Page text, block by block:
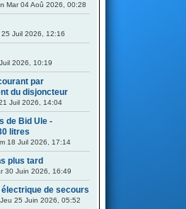
Mar 04 Aoû 2026, 00:28
25 Juil 2026, 12:16
2026, 10:19
par
du disjoncteur
Juil 2026, 14:04
de Bid Ule -
litres
18 Juil 2026, 17:14
plus tard
30 Juin 2026, 16:49
de secours
Jeu 25 Juin 2026, 05:52